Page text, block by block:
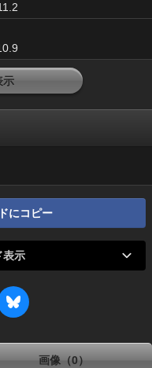
示
にコピー
表示
画像（0）